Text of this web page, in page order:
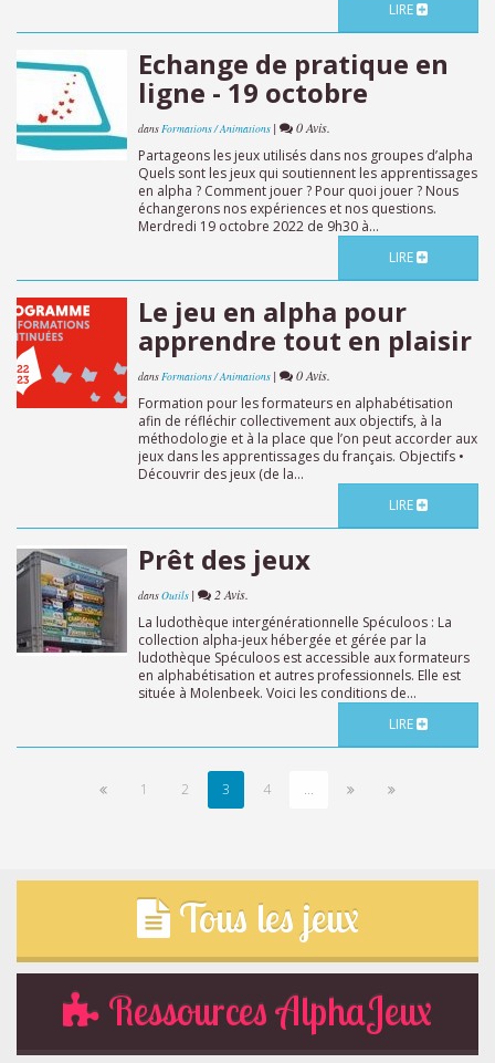
LIRE
Echange de pratique en
ligne - 19 octobre
dansFormations / Animations | 0 Avis.
Partageons les jeux utilisés dans nos groupes d’alpha
Quels sont les jeux qui soutiennent les apprentissages
en alpha ? Comment jouer ? Pour quoi jouer ? Nous
échangerons nos expériences et nos questions.
Merdredi 19 octobre 2022 de 9h30 à...
LIRE
Le jeu en alpha pour
apprendre tout en plaisir
dansFormations / Animations | 0 Avis.
Formation pour les formateurs en alphabétisation
afin de réfléchir collectivement aux objectifs, à la
méthodologie et à la place que l’on peut accorder aux
jeux dans les apprentissages du français. Objectifs •
Découvrir des jeux (de la...
LIRE
Prêt des jeux
dansOutils | 2 Avis.
La ludothèque intergénérationnelle Spéculoos : La
collection alpha-jeux hébergée et gérée par la
ludothèque Spéculoos est accessible aux formateurs
en alphabétisation et autres professionnels. Elle est
située à Molenbeek. Voici les conditions de...
LIRE
1 2 3 4 ...
Tous les jeux
Ressources AlphaJeux